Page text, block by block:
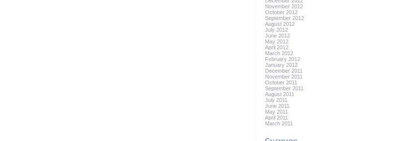
November 2012
October 2012
September 2012
August 2012
July 2012
June 2012
May 2012
April 2012
March 2012
February 2012
January 2012
December 2011
November 2011
October 2011
September 2011
August 2011
July 2011
June 2011
May 2011
April 2011
March 2011